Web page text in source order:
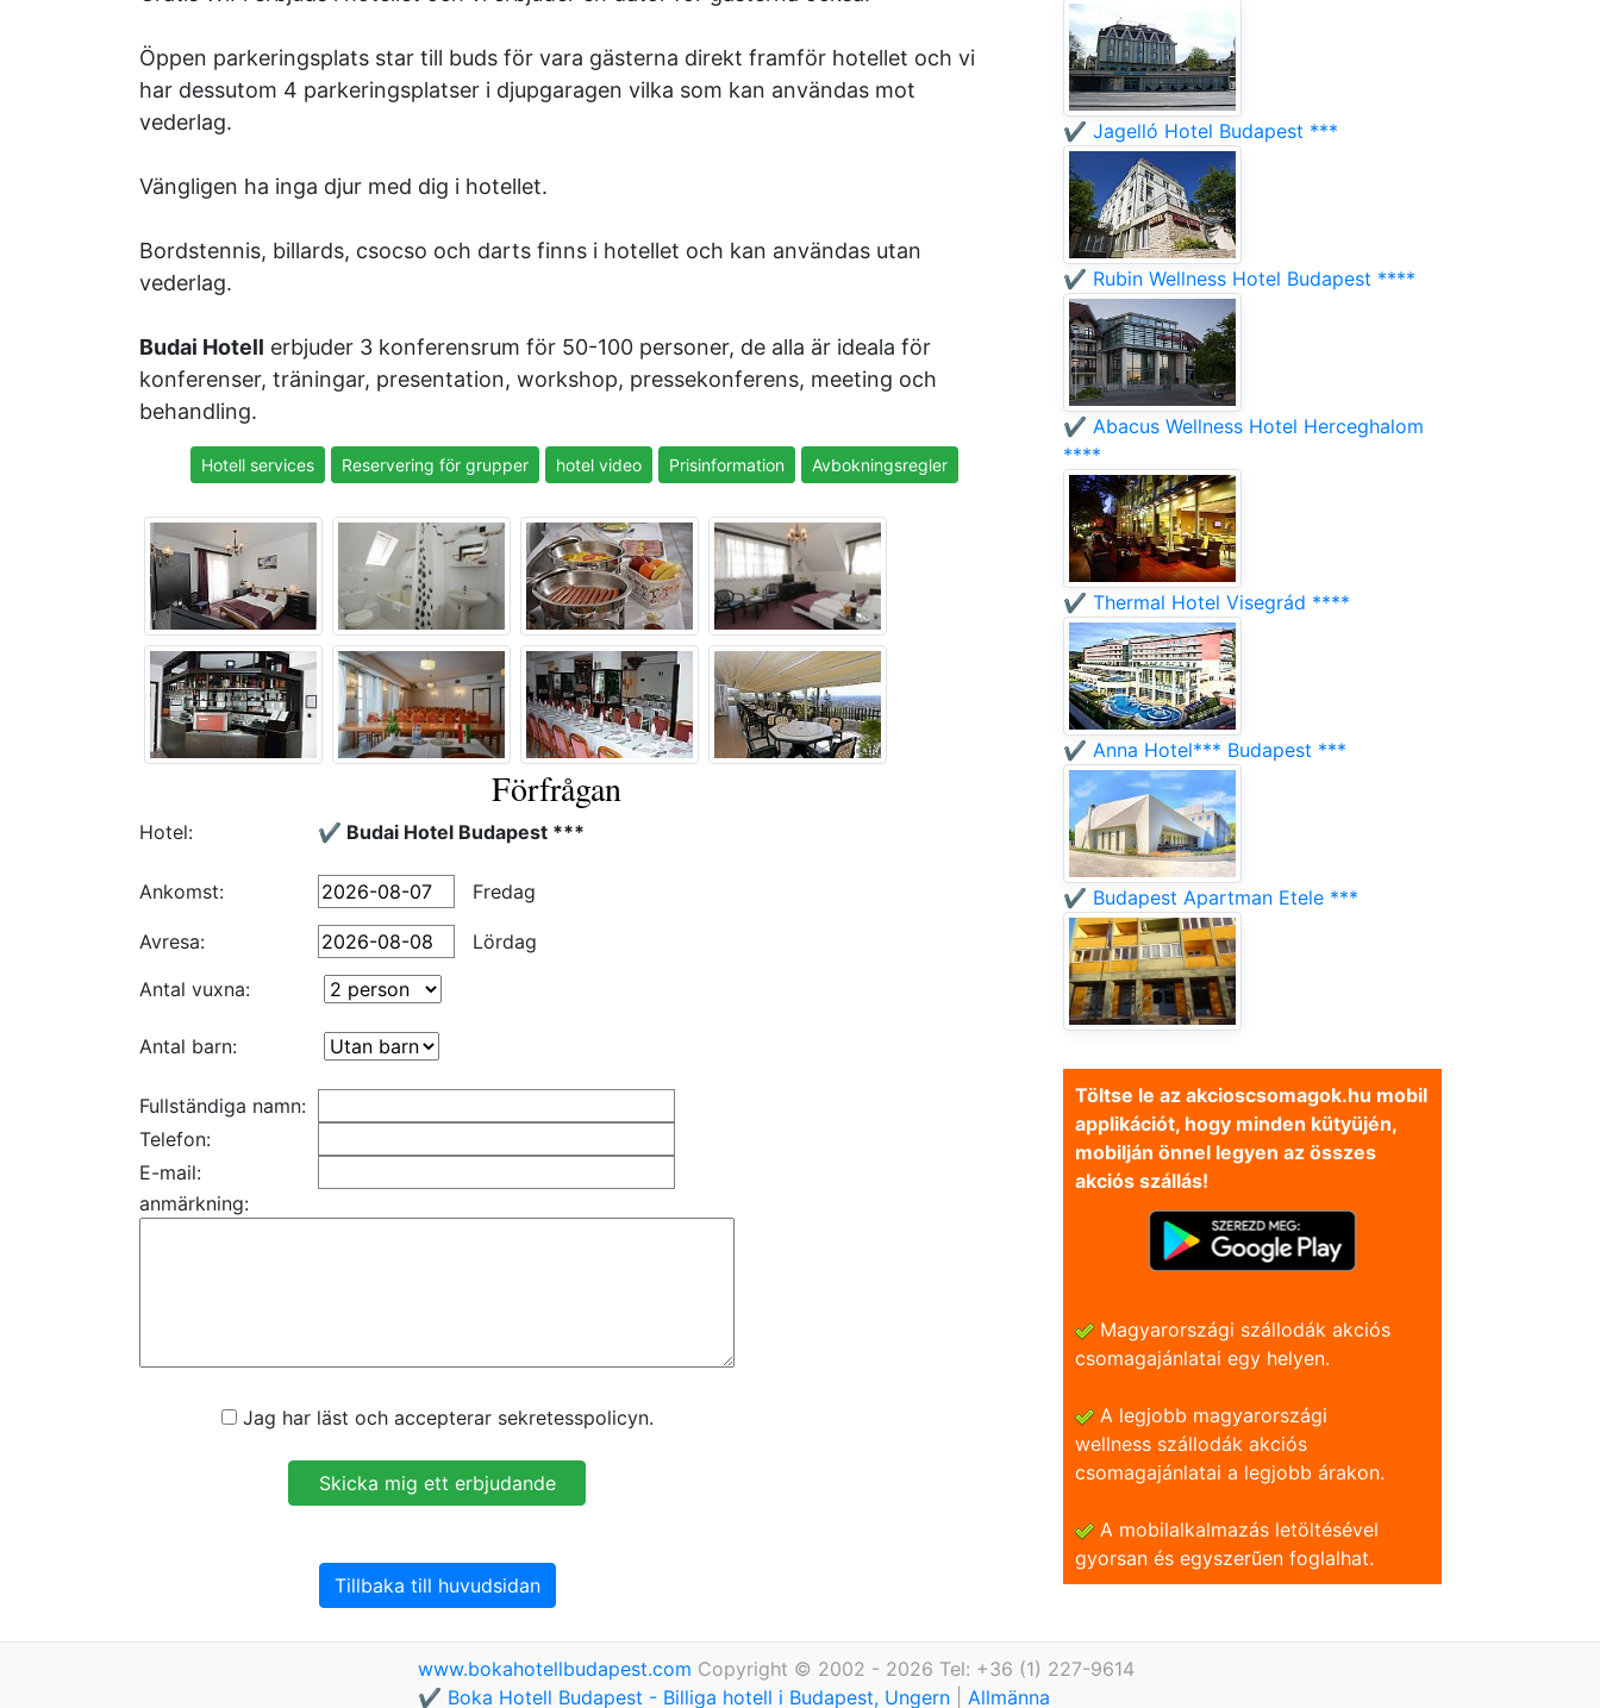
Öppen parkeringsplats star till buds för vara gästerna direkt framför hotellet och vi
har dessutom 4 parkeringsplatser i djupgaragen vilka som kan användas mot
vederlag.
Vängligen ha inga djur med dig i hotellet.
Bordstennis, billards, csocso och darts finns i hotellet och kan användas utan
vederlag.
Budai Hotell erbjuder 3 konferensrum för 50-100 personer, de alla är ideala för
konferenser, träningar, presentation, workshop, pressekonferens, meeting och
behandling.
Hotell services Reservering för grupper hotel video Prisinformation Avbokningsregler
Förfrågan
Hotel: ✔️ Budai Hotel Budapest ***
Ankomst: Fredag
Avresa:
Lördag
Antal vuxna:
Antal barn:
Fullständiga namn:
Telefon:
E-mail:
anmärkning:
Jag har läst och accepterar sekretesspolicyn.
Tillbaka till huvudsidan
✔️ Jagelló Hotel Budapest ***
✔️ Rubin Wellness Hotel Budapest ****
✔️ Abacus Wellness Hotel Herceghalom
****
✔️ Thermal Hotel Visegrád ****
✔️ Anna Hotel*** Budapest ***
✔️ Budapest Apartman Etele ***
Töltse le az akcioscsomagok.hu mobil
applikációt, hogy minden kütyüjén,
mobilján önnel legyen az összes
akciós szállás!
Magyarországi szállodák akciós
csomagajánlatai egy helyen.
A legjobb magyarországi
wellness szállodák akciós
csomagajánlatai a legjobb árakon.
A mobilalkalmazás letöltésével
gyorsan és egyszerũen foglalhat.
www.bokahotellbudapest.com Copyright © 2002 - 2026 Tel: +36 (1) 227-9614
✔️ Boka Hotell Budapest - Billiga hotell i Budapest, Ungern
Allmänna